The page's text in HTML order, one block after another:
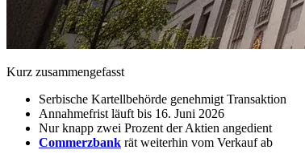
Kurz zusammengefasst
Serbische Kartellbehörde genehmigt Transaktion
Annahmefrist läuft bis 16. Juni 2026
Nur knapp zwei Prozent der Aktien angedient
Commerzbank rät weiterhin vom Verkauf ab